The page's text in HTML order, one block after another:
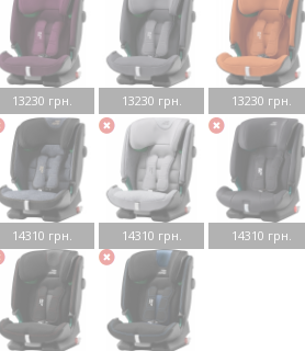
13230 грн. 13230 грн. 13230 грн.
14310 грн. 14310 грн. 14310 грн.